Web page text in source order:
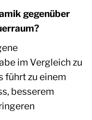
gegenüber
im Vergleich zu
führt zu einem
besserem